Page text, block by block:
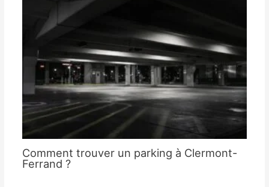
Comment trouver un parking à Clermont-
Ferrand ?